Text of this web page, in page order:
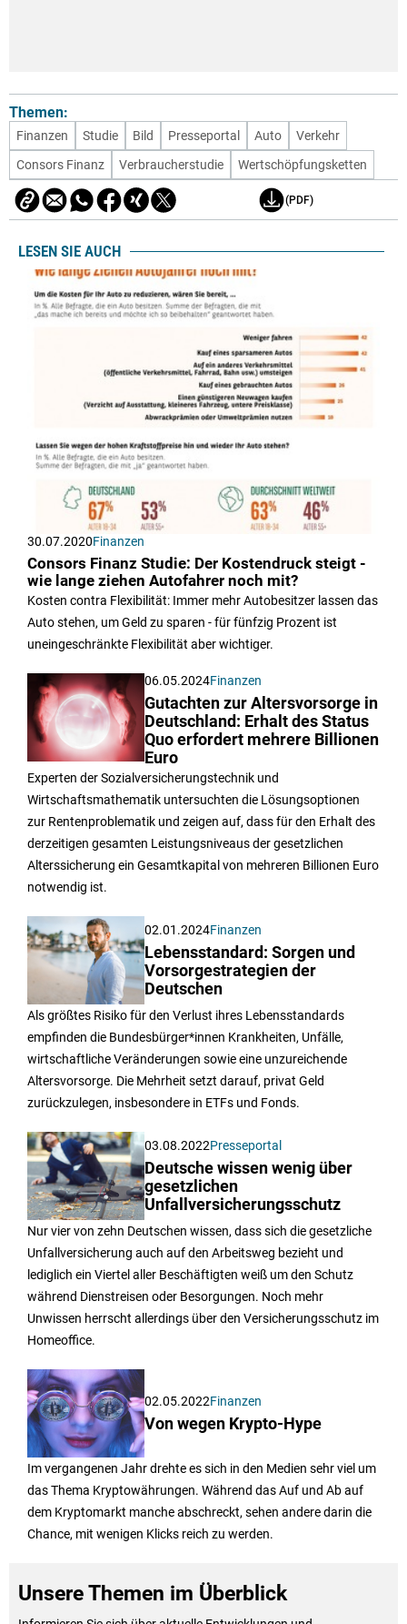
Themen:
Finanzen Studie Bild Presseportal Auto
Verkehr
Consors Finanz
Verbraucherstudie Wertschöpfungsketten
(PDF)
LESEN SIE AUCH
30.07.2020Finanzen
Consors Finanz Studie: Der Kostendruck steigt -
wie lange ziehen Autofahrer noch mit?
Kosten contra Flexibilität: Immer mehr Autobesitzer lassen das
Auto stehen, um Geld zu sparen - für fünfzig Prozent ist
uneingeschränkte Flexibilität aber wichtiger.
06.05.2024Finanzen
Gutachten zur Altersvorsorge in
Deutschland: Erhalt des Status
Quo erfordert mehrere Billionen
Euro
Experten der Sozialversicherungstechnik und
Wirtschaftsmathematik untersuchten die Lösungsoptionen
zur Rentenproblematik und zeigen auf, dass für den Erhalt des
derzeitigen gesamten Leistungsniveaus der gesetzlichen
Alterssicherung ein Gesamtkapital von mehreren Billionen Euro
notwendig ist.
02.01.2024Finanzen
Lebensstandard: Sorgen und
Vorsorgestrategien der
Deutschen
Als größtes Risiko für den Verlust ihres Lebensstandards
empfinden die Bundesbürger*innen Krankheiten, Unfälle,
wirtschaftliche Veränderungen sowie eine unzureichende
Altersvorsorge. Die Mehrheit setzt darauf, privat Geld
zurückzulegen, insbesondere in ETFs und Fonds.
03.08.2022Presseportal
Deutsche wissen wenig über
gesetzlichen
Unfallversicherungsschutz
Nur vier von zehn Deutschen wissen, dass sich die gesetzliche
Unfallversicherung auch auf den Arbeitsweg bezieht und
lediglich ein Viertel aller Beschäftigten weiß um den Schutz
während Dienstreisen oder Besorgungen. Noch mehr
Unwissen herrscht allerdings über den Versicherungsschutz im
Homeoffice.
02.05.2022Finanzen
Von wegen Krypto-Hype
Im vergangenen Jahr drehte es sich in den Medien sehr viel um
das Thema Kryptowährungen. Während das Auf und Ab auf
dem Kryptomarkt manche abschreckt, sehen andere darin die
Chance, mit wenigen Klicks reich zu werden.
Unsere Themen im Überblick